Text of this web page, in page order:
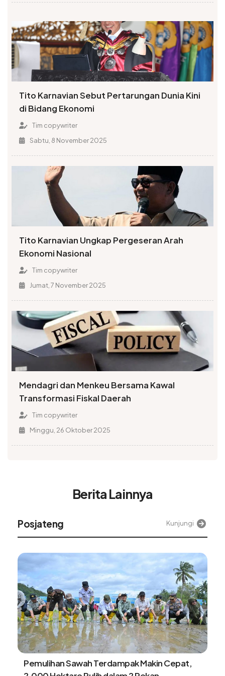
Tito Karnavian Sebut Pertarungan Dunia Kini
di Bidang Ekonomi
Tim copywriter
Sabtu, 8 November 2025
Tito Karnavian Ungkap Pergeseran Arah
Ekonomi Nasional
Tim copywriter
Jumat, 7 November 2025
Mendagri dan Menkeu Bersama Kawal
Transformasi Fiskal Daerah
Tim copywriter
Minggu, 26 Oktober 2025
Berita Lainnya
Alinea Kunjungi
Satgas PRR pacu pemulihan lahan sawah di